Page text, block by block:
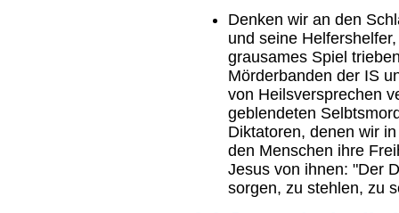
Denken wir an den
und seine
grausames Spiel
Mörderbanden der IS
von Heilsversprechen
geblendeten
Diktatoren, denen wir
den Menschen ihre
Jesus von ihnen: "Der
sorgen, zu stehlen, zu